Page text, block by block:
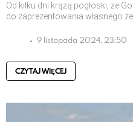
Od kilku dni krążą pogłoski, że
do zaprezentowania własnego
9 listopada 2024, 23:50
CZYTAJ WIĘCEJ